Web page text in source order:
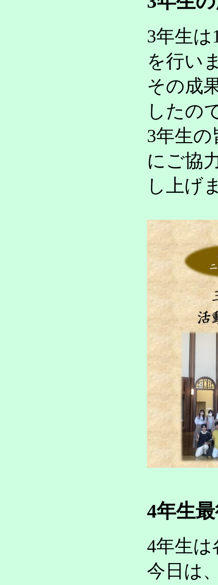
3年生
を行い
その成
したの
3年生
にご協
し上げ
4年生
4年生
今日は